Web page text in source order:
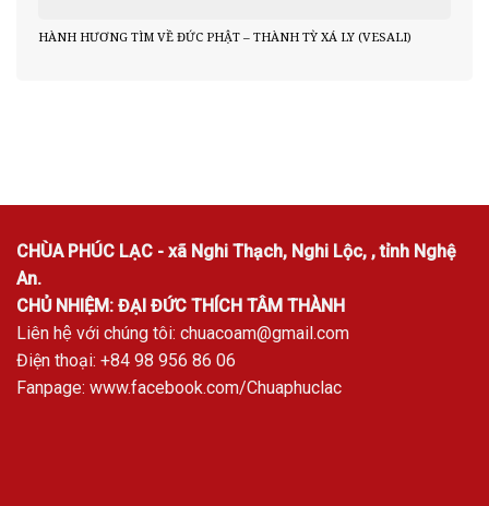
HÀNH HƯƠNG TÌM VỀ ĐỨC PHẬT – THÀNH TỲ XÁ LY (VESALI)
CHÙA PHÚC LẠC - xã Nghi Thạch, Nghi Lộc, , tỉnh Nghệ
An.
CHỦ NHIỆM: ĐẠI ĐỨC THÍCH TÂM THÀNH
Liên hệ với chúng tôi: chuacoam@gmail.com
Điện thoại: +84 98 956 86 06
Fanpage: www.facebook.com/Chuaphuclac